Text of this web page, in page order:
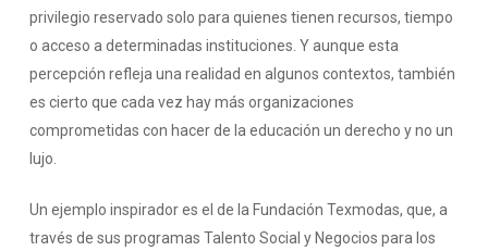
privilegio reservado solo para quienes tienen recursos, tiempo
o acceso a determinadas instituciones. Y aunque esta
percepción refleja una realidad en algunos contextos, también
es cierto que cada vez hay más organizaciones
comprometidas con hacer de la educación un derecho y no un
lujo.
Un ejemplo inspirador es el de la Fundación Texmodas, que, a
través de sus programas Talento Social y Negocios para los